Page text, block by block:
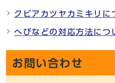
クビアカツヤカミキリに
へびなどの対応方法につ
お問い合わせ